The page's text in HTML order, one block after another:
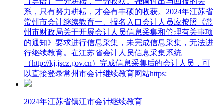
系，只有努力耕耘，才会有丰硕的收获。2024年江苏省
常州市会计继续教育一、报名入口会计人员应按照《常
州市财政局关于开展会计人员信息采集和管理有关事项
的通知》要求进行信息采集，未完成信息采集，无法进
行继续教育。在江苏省会计人员信息采集系统
（http://kj.jscz.gov.cn）完成信息采集后的会计人员，可
以直接登录常州市会计继续教育网站https:
2024年江苏省镇江市会计继续教育